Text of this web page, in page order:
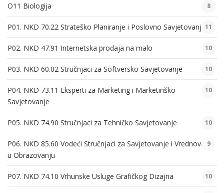
O11 Biologija 8
P01. NKD 70.22 Strateško Planiranje i Poslovno Savjetovanje11
P02. NKD 47.91 Internetska prodaja na malo 10
P03. NKD 60.02 Stručnjaci za Softversko Savjetovanje 10
P04. NKD 73.11 Eksperti za Marketing i Marketinško
Savjetovanje
10
P05. NKD 74.90 Stručnjaci za Tehničko Savjetovanje 10
P06. NKD 85.60 Vodeći Stručnjaci za Savjetovanje i Vrednovanje
u Obrazovanju
9
P07. NKD 74.10 Vrhunske Usluge Grafičkog Dizajna 10